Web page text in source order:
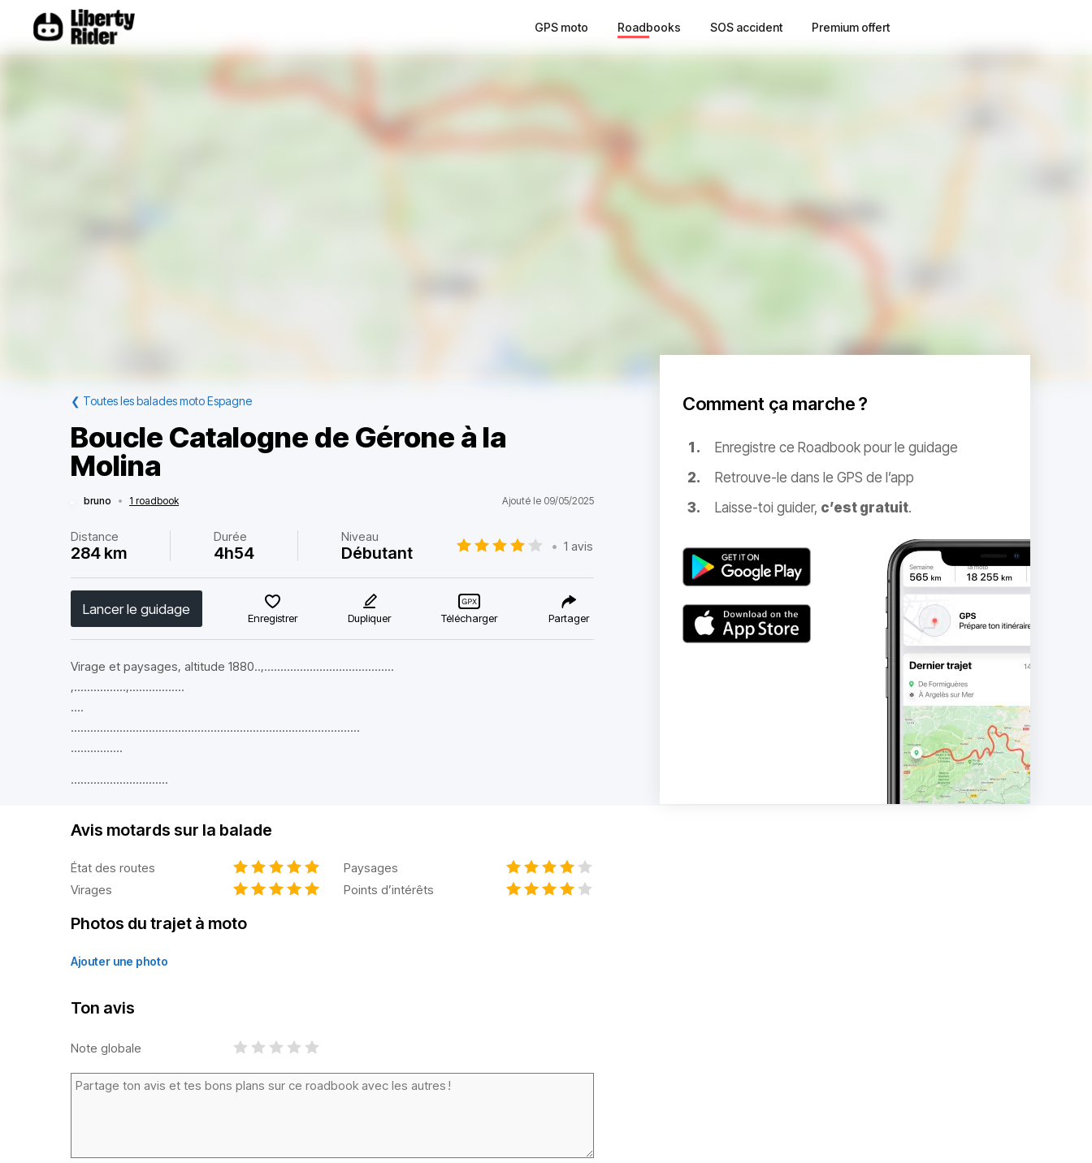
GPS moto Roadbooks SOS accident Premium offert
❮ Toutes les balades moto Espagne
Boucle Catalogne de Gérone à la
Molina
bruno • 1 roadbook Ajouté le 09/05/2025
Distance
284 km
Durée
4h54
Niveau
Débutant • 1 avis
Lancer le guidage
Enregistrer Dupliquer Télécharger Partager
Virage et paysages, altitude 1880..,........................................
,................,.................
....
.........................................................................................
................
..............................
Comment ça marche ?
Enregistre ce Roadbook pour le guidage
Retrouve-le dans le GPS de l’app
Laisse-toi guider, c’est gratuit.
Avis motards sur la balade
État des routes
Paysages
Virages
Points d’intérêts
Photos du trajet à moto
Ajouter une photo
Ton avis
Note globale